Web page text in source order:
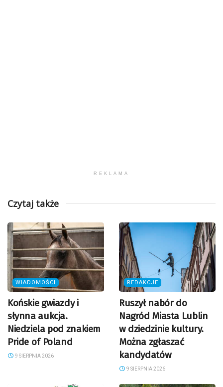
REKLAMA
Czytaj także
WIADOMOŚCI
Końskie gwiazdy i
słynna aukcja.
Niedziela pod znakiem
Pride of Poland
9 SIERPNIA 2026
REDAKCJE
Ruszył nabór do
Nagród Miasta Lublin
w dziedzinie kultury.
Można zgłaszać
kandydatów
9 SIERPNIA 2026